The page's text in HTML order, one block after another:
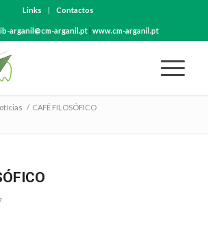
Links Contactos
arganil@cm-arganil.pt| www.cm-arganil.pt
/ CAFÉ FILOSÓFICO